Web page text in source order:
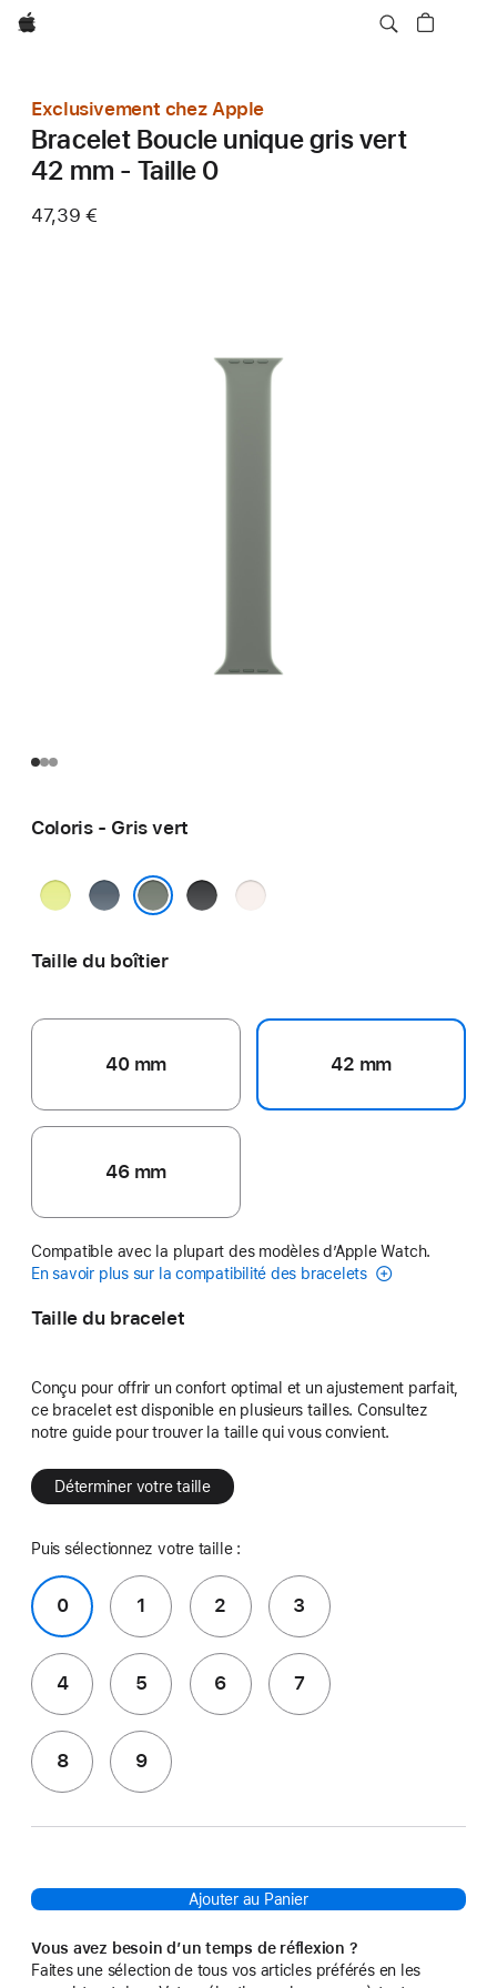
Apple
Exclusivement chez Apple
Bracelet Boucle unique gris vert
42 mm - Taille 0
47,39 €
Coloris - Gris vert
JauneBleu
maritime
Noir
Rose
Taille du boîtier
40 mm 42 mm
46 mm
Compatible avec la plupart des modèles d’Apple Watch.
En savoir plus sur la compatibilité des bracelets
Taille du bracelet
Conçu pour offrir un confort optimal et un ajustement parfait,
ce bracelet est disponible en plusieurs tailles. Consultez
notre guide pour trouver la taille qui vous convient.
Déterminer votre taille
Puis sélectionnez votre taille :
0 1 2 3
4 5 6 7
8 9
Ajouter au Panier
Vous avez besoin d’un temps de réflexion ?
Faites une sélection de tous vos articles préférés en les